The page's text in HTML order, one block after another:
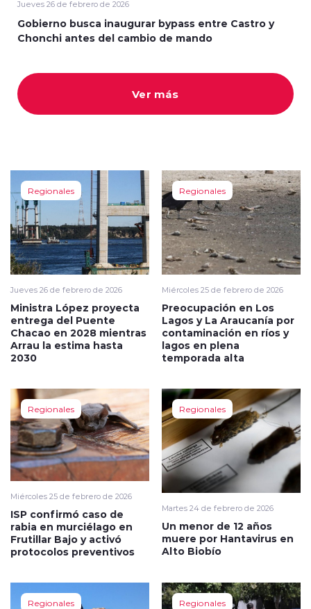
modo claro
Jueves 26 de febrero de 2026
Gobierno busca inaugurar bypass entre Castro y
Chonchi antes del cambio de mando
Ver más
Regionales
Jueves 26 de febrero de 2026
Ministra López proyecta
entrega del Puente
Chacao en 2028 mientras
Arrau la estima hasta
2030
Regionales
Miércoles 25 de febrero de 2026
Preocupación en Los
Lagos y La Araucanía por
contaminación en ríos y
lagos en plena
temporada alta
Regionales
Miércoles 25 de febrero de 2026
ISP confirmó caso de
rabia en murciélago en
Frutillar Bajo y activó
protocolos preventivos
Regionales
Martes 24 de febrero de 2026
Un menor de 12 años
muere por Hantavirus en
Alto Biobío
Regionales Regionales